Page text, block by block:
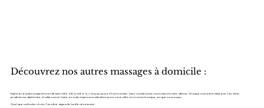
Découvrez nos autres massages à domicile :
Explorez d’autres expériences de bien-être à Bora Bora, conçues pour s’harmoniser avec vos besoins, vos envies et votre rythme. Chaque soin est réalisé par Caroline,
praticienne diplômée, et allie savoir-faire, écoute et personnalisation pour vous offrir un moment unique où que vous soyez.
Quel que soit votre choix, Caroline apporte tout le nécessaire :